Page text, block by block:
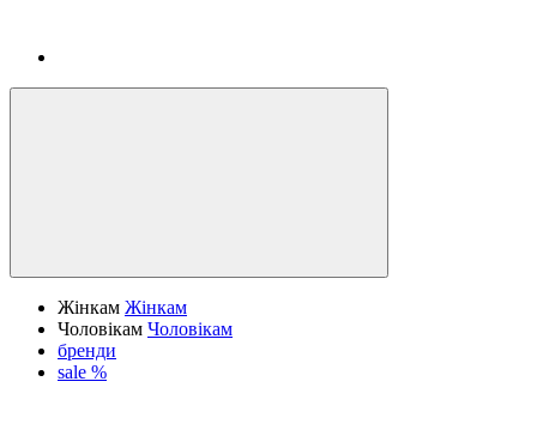
Жінкам Жінкам
Чоловікам Чоловікам
бренди
sale %